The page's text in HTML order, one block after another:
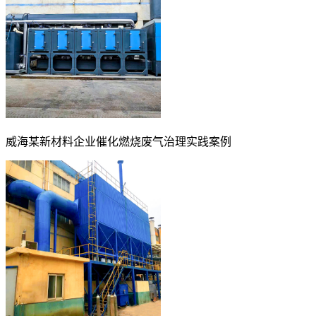
威海某新材料企业催化燃烧废气治理实践案例